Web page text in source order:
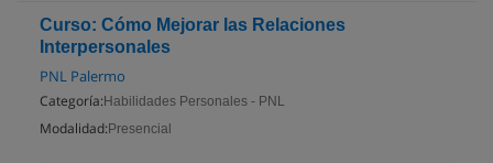
Curso: Cómo Mejorar las Relaciones
Interpersonales
PNL Palermo
Categoría: Habilidades Personales - PNL
Modalidad: Presencial